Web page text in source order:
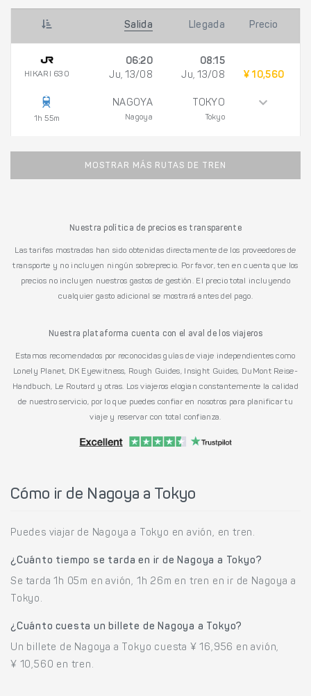
Salida Llegada Precio
HIKARI 630
1h 55m
06:20
Ju, 13/08
NAGOYA
Nagoya
08:15
Ju, 13/08
TOKYO
Tokyo
¥ 10,560
MOSTRAR MÁS RUTAS DE TREN
Nuestra política de precios es transparente
Las tarifas mostradas han sido obtenidas directamente de los proveedores de
transporte y no incluyen ningún sobreprecio. Por favor, ten en cuenta que los
precios no incluyen nuestros gastos de gestión. El precio total incluyendo
cualquier gasto adicional se mostrará antes del pago.
Nuestra plataforma cuenta con el aval de los viajeros
Estamos recomendados por reconocidas guías de viaje independientes como
Lonely Planet, DK Eyewitness, Rough Guides, Insight Guides, DuMont Reise-
Handbuch, Le Routard y otras. Los viajeros elogian constantemente la calidad
de nuestro servicio, por lo que puedes confiar en nosotros para planificar tu
viaje y reservar con total confianza.
Cómo ir de Nagoya a Tokyo
Puedes viajar de Nagoya a Tokyo en avión, en tren.
¿Cuánto tiempo se tarda en ir de Nagoya a Tokyo?
Se tarda 1h 05m en avión, 1h 26m en tren en ir de Nagoya a
Tokyo.
¿Cuánto cuesta un billete de Nagoya a Tokyo?
Un billete de Nagoya a Tokyo cuesta ¥ 16,956 en avión,
¥ 10,560 en tren.